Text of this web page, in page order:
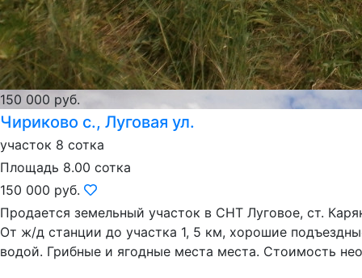
150 000 руб.
Чириково с., Луговая ул.
участок 8 сотка
Площадь 8.00 сотка
150 000 руб.
Продается земельный участок в СНТ Луговое, ст.
От ж/д станции до участка 1, 5 км, хорошие
водой. Грибные и ягодные места места. Стоимость